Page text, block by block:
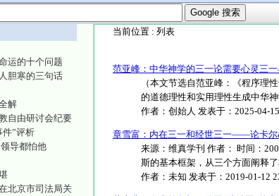
运的十个问题
胆寒的三句话
解
自由研讨会纪要
件”评析
导都怕他
北京市司法局关
当前位置 : 列表
范亚峰：中华神学的三一论需要心灵三
（本文节选自范亚峰：《程序理
的道德理性和实用理性生成中华
作者： 创始人 发表于： 2025-04-
章雪富：内在三一和经世三一——论卡尔
来源：维真学刊 作者： 时间：
斯的基本框架，从三个方面阐释
作者： 未知 发表于： 2019-01-12